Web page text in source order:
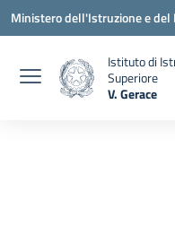
Vai ai contenuti
Vai al menu di navigazione
Vai al footer
Ministero dell'Istruzione e del
Istituto di
Superiore
V. Gerace